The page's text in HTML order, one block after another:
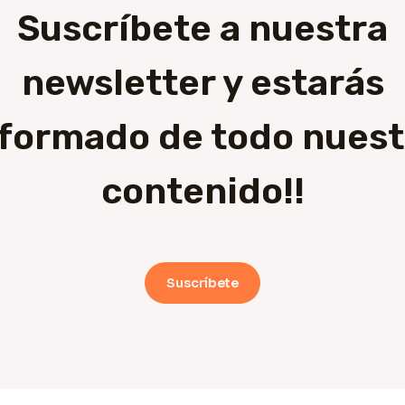
Suscríbete a nuestra
newsletter y estarás
de todo
contenido!!
Suscríbete